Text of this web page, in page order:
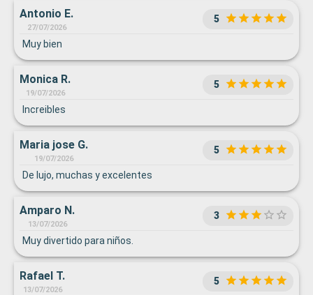
Antonio E.
27/07/2026
5
Muy bien
Monica R.
19/07/2026
5
Increibles
Maria jose G.
19/07/2026
5
De lujo, muchas y excelentes
Amparo N.
13/07/2026
3
Muy divertido para niños.
Rafael T.
13/07/2026
5